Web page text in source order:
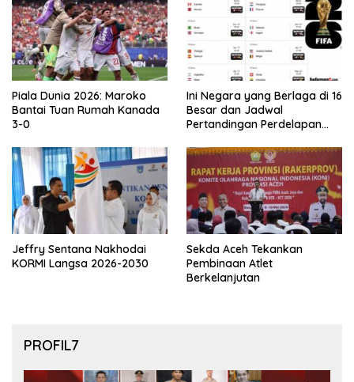
Piala Dunia 2026: Maroko
Bantai Tuan Rumah Kanada
3-0
Ini Negara yang Berlaga di 16
Besar dan Jadwal
Pertandingan Perdelapan
Jeffry Sentana Nakhodai
KORMI Langsa 2026-2030
Sekda Aceh Tekankan
Pembinaan Atlet
Berkelanjutan
PROFIL7